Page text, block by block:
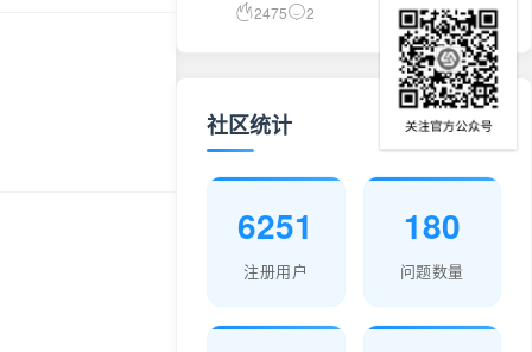
2475 2
社区统计
6251
注册用户
180
问题数量